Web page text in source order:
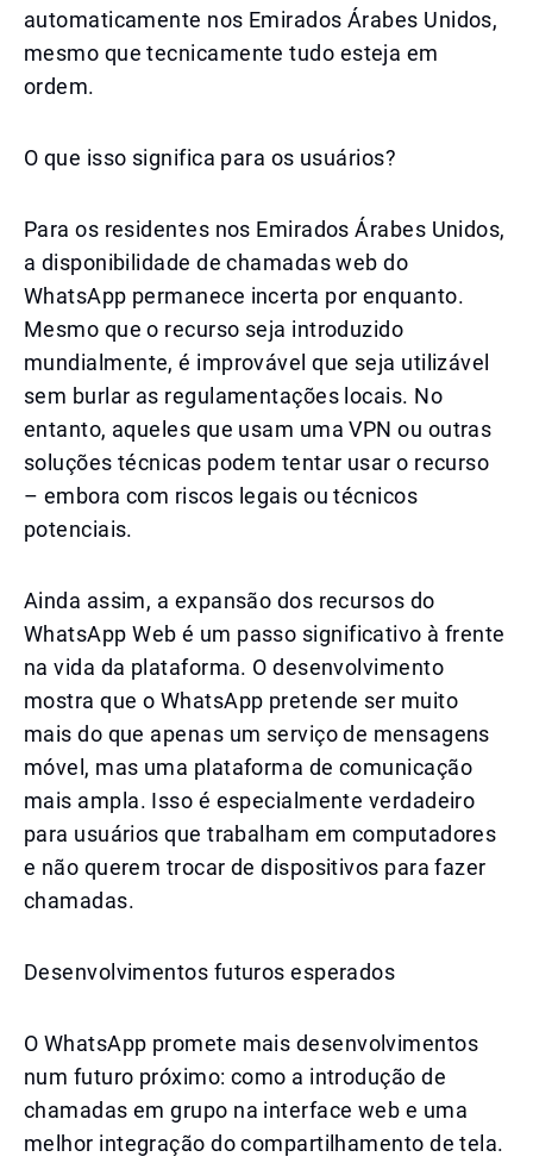
automaticamente nos Emirados Árabes Unidos,
mesmo que tecnicamente tudo esteja em
ordem.
O que isso significa para os usuários?
Para os residentes nos Emirados Árabes Unidos,
a disponibilidade de chamadas web do
WhatsApp permanece incerta por enquanto.
Mesmo que o recurso seja introduzido
mundialmente, é improvável que seja utilizável
sem burlar as regulamentações locais. No
entanto, aqueles que usam uma VPN ou outras
soluções técnicas podem tentar usar o recurso
– embora com riscos legais ou técnicos
potenciais.
Ainda assim, a expansão dos recursos do
WhatsApp Web é um passo significativo à frente
na vida da plataforma. O desenvolvimento
mostra que o WhatsApp pretende ser muito
mais do que apenas um serviço de mensagens
móvel, mas uma plataforma de comunicação
mais ampla. Isso é especialmente verdadeiro
para usuários que trabalham em computadores
e não querem trocar de dispositivos para fazer
chamadas.
Desenvolvimentos futuros esperados
O WhatsApp promete mais desenvolvimentos
num futuro próximo: como a introdução de
chamadas em grupo na interface web e uma
melhor integração do compartilhamento de tela.